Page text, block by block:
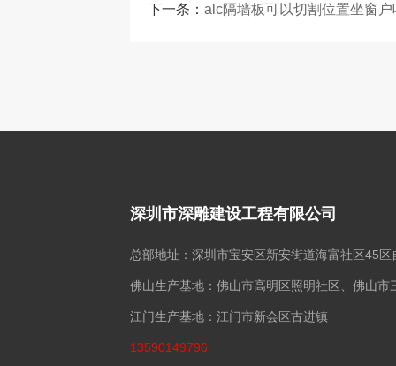
下一条： alc隔墙板可以切割位置坐窗户
深圳市深雕建设工程有限公司
总部地址：深圳市宝安区新安街道海富社区45
佛山生产基地：佛山市高明区照明社区、佛山市
江门生产基地：江门市新会区古进镇
13590149796